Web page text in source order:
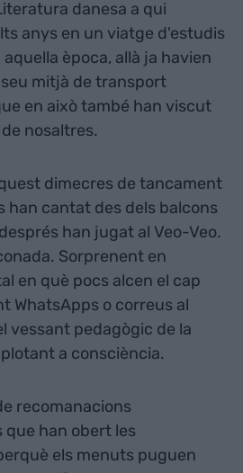
danesa a qui
anys en un viatge d'estudis
època, allà ja havien
mitjà de transport
en això també han viscut
nosaltres.
dimecres de tancament
han cantat des dels balcons
han jugat al Veo-Veo.
Sorprenent en
en què pocs alcen el cap
WhatsApps o correus al
vessant pedagògic de la
a consciència.
recomanacions
que han obert les
els menuts puguen